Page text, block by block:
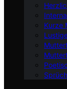
Kurze